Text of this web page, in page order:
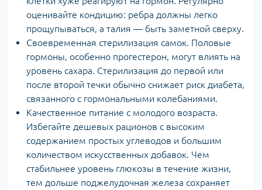
оценивайте кондицию: ребра должны легко
прощупываться, а талия — быть заметной сверху.
Своевременная стерилизация самок. Половые
гормоны, особенно прогестерон, могут влиять на
уровень сахара. Стерилизация до первой или
после второй течки обычно снижает риск диабета,
связанного с гормональными колебаниями.
Качественное питание с молодого возраста.
Избегайте дешевых рационов с высоким
содержанием простых углеводов и большим
количеством искусственных добавок. Чем
стабильнее уровень глюкозы в течение жизни,
тем дольше поджелудочная железа сохраняет